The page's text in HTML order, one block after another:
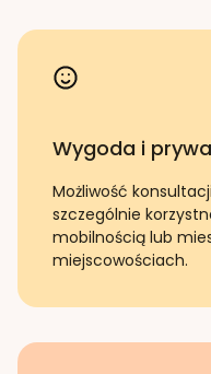
Wygoda i
Możliwość
szczególnie
mobilnością lub
miejscowościach.